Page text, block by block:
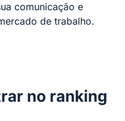
comunicação e
de trabalho.
no ranking